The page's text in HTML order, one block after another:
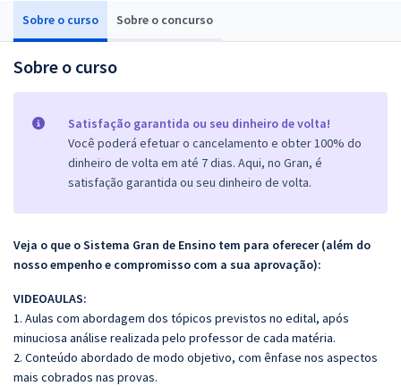
Sobre o curso Sobre o concurso
Sobre o curso
Satisfação garantida ou seu dinheiro de volta!
Você poderá efetuar o cancelamento e obter 100% do
dinheiro de volta em até 7 dias. Aqui, no Gran, é
satisfação garantida ou seu dinheiro de volta.
Veja o que o Sistema Gran de Ensino tem para oferecer (além do
nosso empenho e compromisso com a sua aprovação):
VIDEOAULAS:
1. Aulas com abordagem dos tópicos previstos no edital, após
minuciosa análise realizada pelo professor de cada matéria.
2. Conteúdo abordado de modo objetivo, com ênfase nos aspectos
mais cobrados nas provas.